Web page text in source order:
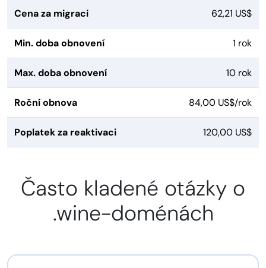
Cena za migraci 62,21 US$
Min. doba obnovení 1 rok
Max. doba obnovení 10 rok
Roční obnova 84,00 US$/rok
Poplatek za reaktivaci 120,00 US$
Často kladené otázky o
.wine-doménách